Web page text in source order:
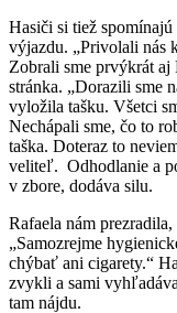
Hasiči si tiež
výjazdu. „Privolali nás
Zobrali sme prvýkrát aj
stránka. „Dorazili sme
vyložila tašku. Všetci
Nechápali sme, čo to
taška. Doteraz to
veliteľ. Odhodlanie a
v zbore, dodáva silu.
Rafaela nám
„Samozrejme
chýbať ani cigarety.“
zvykli a sami
tam nájdu.